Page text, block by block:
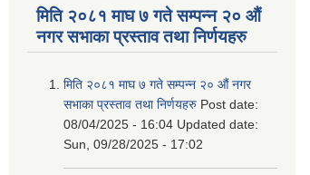
मिति २०८१ माघ ७ गते सम्पन्न २० औं
नगर सभाका प्रस्ताव तथा निर्णयहरु
मिति २०८१ माघ ७ गते सम्पन्न २० औं नगर
सभाका प्रस्ताव तथा निर्णयहरु Post date:
08/04/2025 - 16:04 Updated date:
Sun, 09/28/2025 - 17:02